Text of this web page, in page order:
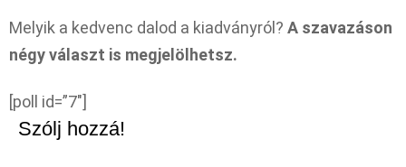
Melyik a kedvenc dalod a kiadványról? A szavazáson
négy választ is megjelölhetsz.
[poll id=”7″]
Szólj hozzá!